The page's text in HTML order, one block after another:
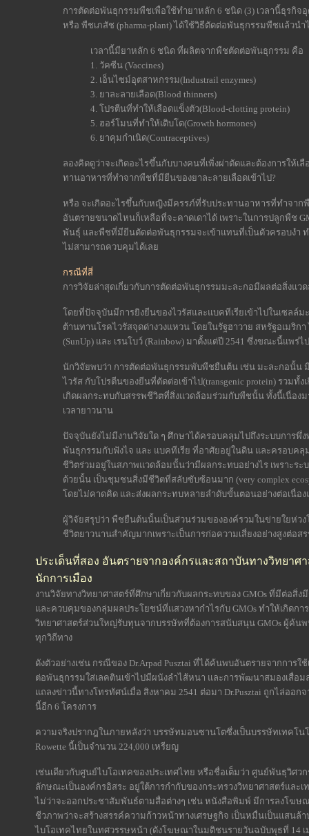
การตัดต่อพันธุกรรมพืชเพื่อใช้ทำยาหลัก 6 ชนิด (3) เวลานี้ธุรกิ
หรือ พืชเภสัช (pharma-plant) ได้ใช้วิธีตัดต่อพันธุกรรมพืชแล้วน
เวลานี้มียาหลัก 6 ชนิด ที่ผลิตจากพืชตัดต่อพันธุกรรม คือ
1. วัคซีน (Vaccines)
2. เอ็นไซม์อุตสาหกรรม(Industrail enzymes)
3. ยาละลายเลือด(Blood thinners)
4. โปรตีนที่ทำให้เลือดแข็งตัว(Blood-clotting protein)
5. ฮอร์โมนที่ทำให้เติบโต(Growth hormones)
6. ยาคุมกำเนิด(Contraceptives)
ลองคิดดูว่าจะเกิดอะไรขึ้นกับบางคนที่เพิ่งผ่าตัดและต้องการให้เ
ทานอาหารที่ทำจากพืชที่มียีนของยาละลายเลือดเข้าไป?
หรือ จะเกิดอะไรขึ้นกับหญิงมีครรภ์ที่รับประทานอาหารที่ทำจาก
อันตรายขนาดไหนก็เหลือที่จะคาดเดาได้ เพราะในการปลูกพืช
พันธุ์ และพืชที่มียีนตัดต่อพันธุกรรมจะเข้าแทนที่เป็นตัวครอบงำ
ไม่สามารถควบคุมได้เลย
กรณีที่สี่
การวิจัยล่าสุดเกี่ยวกับการตัดต่อพันธุกรรมมะละกอมีผลต่อสิ่งแว
โดยที่ปัจจุบันมีการยิงยีนของไวรัสและแบคทีเรียเข้าไปในเซลล์ม
ต้านทานโรคไวรัสจุดด่างวงแหวน โดยในรัฐฮาวาย สหรัฐอเมริ
(SunUp) และ เรนโบว์ (Rainbow) มาตั้งแต่ปี 2541 ซึ่งขณะนี้แพร่ไ
นักวิจัยพบว่า การตัดต่อพันธุกรรมพับพืชยืนต้น เช่น มะละกอนั้น
ไวรัส กับโปรตีนของยีนที่ตัดต่อเข้าไป(transgenic protein) รวมทั้
เกิดผลกระทบกับสรรพชีวิตที่สิ่งแวดล้อมร่วมกับพืชนั้น ทั้งนี้เนื่อง
เวลายาวนาน
ปัจจุบันยังไม่มีงานวิจัยใด ๆ ศึกษาได้ครอบคลุมไปถึงระบบการพึ่ง
พันธุกรรมกับฟังไจ และ แบคทีเรีย ที่อาศัยอยู่ในดิน และครอบคลุ
ชีวิตร่วมอยู่ในสภาพแวดล้อมนั้นว่ามีผลกระทบอย่างไร เพราะ
ด้วยนั้น เป็นชุมชนสิ่งมีชีวิตที่สลับซับซ้อนมาก (very complex
โดยไม่คาดคิด และส่งผลกระทบหลายลำดับขั้นตอนอย่างต่อเนื่อง
ผู้วิจัยสรุปว่า พืชยืนต้นนั้นเป็นส่วนร่วมขององค์รวมในข่ายใยห่
ชีวิตยาวนานสำคัญมากเพราะเป็นการก่อความเสี่ยงอย่างสูงต่อส
ประเด็นที่สอง อันตรายจากองค์กรและสถาบันทางวิทยา
นักการเมือง
งานวิจัยทางวิทยาศาสตร์ที่ศึกษาเกี่ยวกับผลกระทบของ GMOs ที่มีต่อสิ่ง
และควบคุมของกลุ่มผลประโยชน์ที่แสวงหากำไรกับ GMOs ทำให้เกิดก
วิทยาศาสตร์ส่วนใหญ่รับทุนจากบรรษัทที่ต้องการสนับสนุน GMOs ผู้ค้น
ทุกวิถีทาง
ดังตัวอย่างเช่น กรณีของ Dr.Arpad Pusztai ที่ได้ค้นพบอันตรายจากกา
ต่อพันธุกรรมใส่เลคตินเข้าไปมีผนังลำไส้หนา และการพัฒนาสมองเสื่อม
แถลงข่าวนี้ทางโทรทัศน์เมื่อ สิงหาคม 2541 ต่อมา Dr.Pusztai ถูกไล่ออ
นี้อีก 6 โครงการ
ความจริงปรากฎในภายหลังว่า บรรษัทมอนซานโตซึ่งเป็นบรรษัทเทคโ
Rowette นี้เป็นจำนวน 224,000 เหรียญ
เช่นเดียวกับศูนย์ไบโอเทคของประเทศไทย หรือชื่อเต็มว่า ศูนย์พันธุวิศ
ลักษณะเป็นองค์กรอิสระ อยู่ใต้การกำกับของกระทรวงวิทยาศาสตร์และ
ไม่ว่าจะออกประชาสัมพันธ์ตามสื่อต่างๆ เช่น หนังสือพิมพ์ มีการลงโฆษ
ชีวภาพว่าจะสร้างสรรค์ความก้าวหน้าทางเศรษฐกิจ เป็นหมื่นเป็นแสน
ไบโอเทคไทยในทศวรรษหน้า (ดังโฆษณาในมติชนรายวันฉบับพุธที่ 14 เ